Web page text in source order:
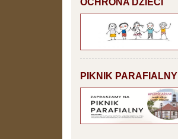
PIKNIK PARAFIALNY